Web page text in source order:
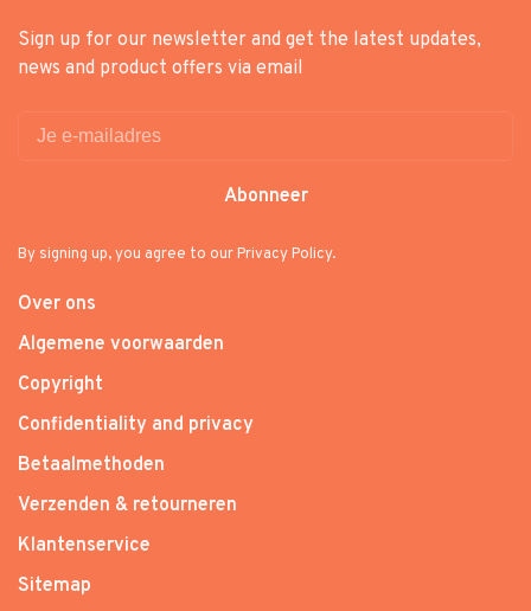
Sign up for our newsletter and get the latest updates,
news and product offers via email
Abonneer
By signing up, you agree to our Privacy Policy.
Over ons
Algemene voorwaarden
Copyright
Confidentiality and privacy
Betaalmethoden
Verzenden & retourneren
Klantenservice
Sitemap